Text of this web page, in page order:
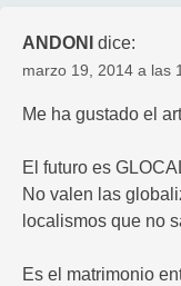
ANDONI dice:
marzo 19, 2014 a las
Me ha gustado el
El futuro es
No valen las
localismos que no
Es el matrimonio